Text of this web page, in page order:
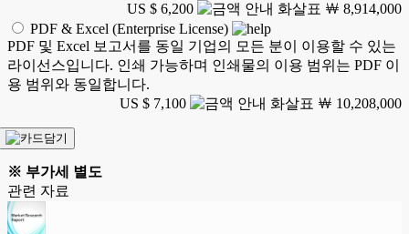
US $ 6,200
￦ 8,914,000
PDF & Excel (Enterprise License)
PDF 및 Excel 보고서를 동일 기업의 모든 분이 이용할 수 있는
라이선스입니다. 인쇄 가능하며 인쇄물의 이용 범위는 PDF 이
용 범위와 동일합니다.
US $ 7,100
￦ 10,208,000
※ 부가세 별도
관련 자료